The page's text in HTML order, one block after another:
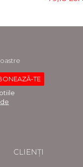
CLIENȚI